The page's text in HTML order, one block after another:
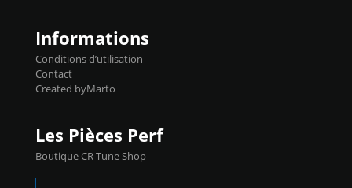
Informations
Conditions d’utilisation
Contact
Created byMarto
Les Pièces Perf
Boutique CR Tune Shop